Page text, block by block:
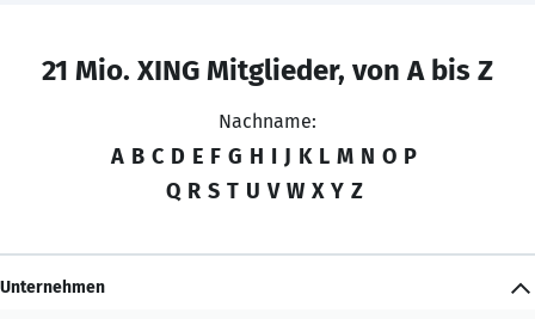
21 Mio. XING Mitglieder, von A bis Z
Nachname:
A B C D E F G H I J K L M N O P
Q R S T U V W X Y Z
Unternehmen